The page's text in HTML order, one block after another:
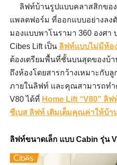
ลิฟท์บ้านรูปแบบคลาสสิกของ
แพลตฟอร์ม ที่ออกแบบอย่างลง
มองแบบพาโนรามา 360 องศา
Cibes Lift เป็น ลิฟท์แบบไม่มีห้อ
ต้องเตรียมพื้นที่ชั้นบนสุดของบ้
ถึงห้องโดยสารกว้างเหมาะกับ
ภายในลิฟท์ และคุณสามารถทำ
V80 ได้ที่ Home Lift “V80” ลิ
ซีเบส ลิฟท์ เติมเต็มคุณค่าให้บ้า
ลิฟท์ขนาดเล็ก แบบ Cabin รุ่น